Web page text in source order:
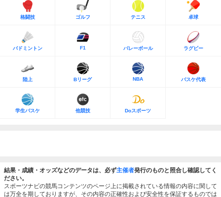
格闘技 ゴルフ テニス 卓球
バドミントン F1 バレーボール ラグビー
陸上 Bリーグ NBA バスケ代表
学生バスケ 他競技 Doスポーツ
結果・成績・オッズなどのデータは、必ず主催者発行のものと照合し確認してく
ださい。
スポーツナビの競馬コンテンツのページ上に掲載されている情報の内容に関して
は万全を期しておりますが、その内容の正確性および安全性を保証するものでは